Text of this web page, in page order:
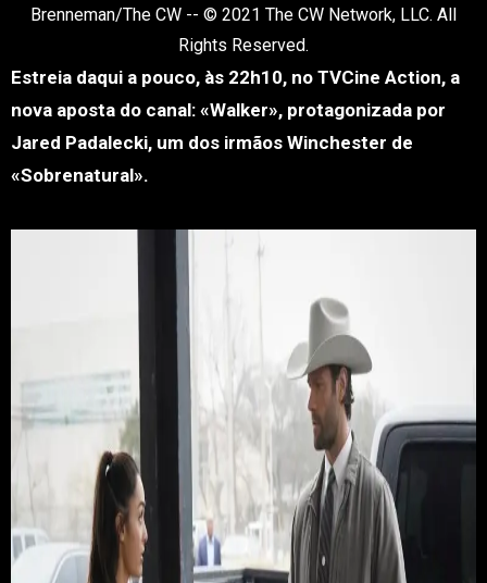
Brenneman/The CW -- © 2021 The CW Network, LLC. All
Rights Reserved.
Estreia daqui a pouco, às 22h10, no TVCine Action, a
nova aposta do canal: «Walker», protagonizada por
Jared Padalecki, um dos irmãos Winchester de
«Sobrenatural».